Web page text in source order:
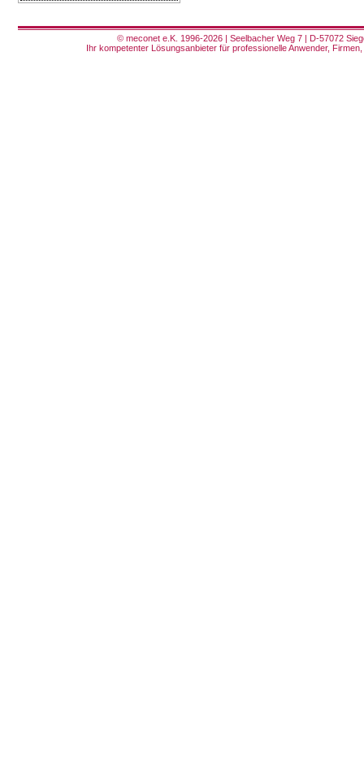
© meconet e.K. 1996-2026 | Seelbacher Weg 7 | D-57072
Ihr kompetenter Lösungsanbieter für professionelle Anwender,